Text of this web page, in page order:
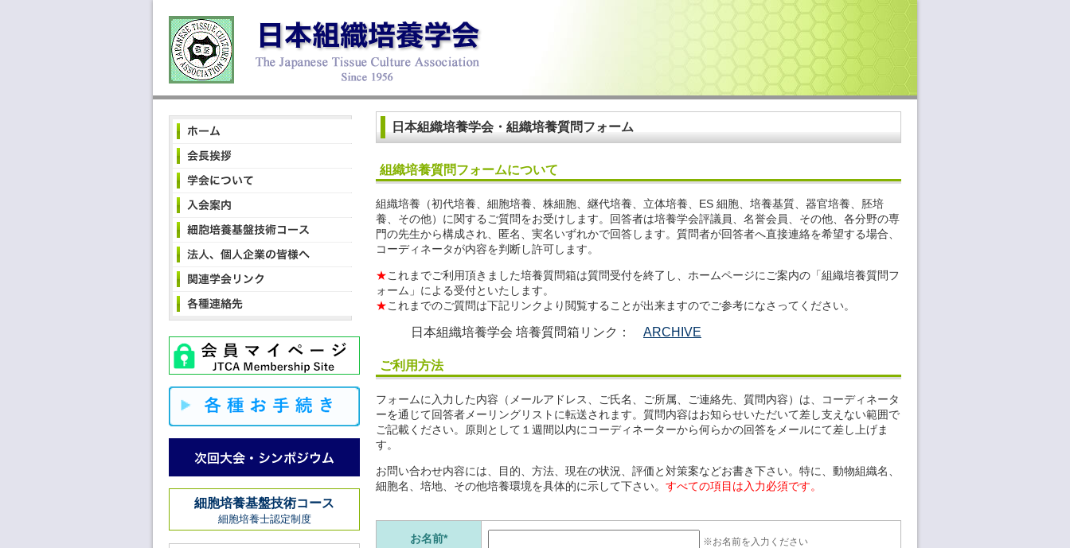
細胞培養基盤技術コース
細胞培養士認定制度
日本組織培養学会・組織培養質問フォーム
組織培養質問フォームについて
組織培養（初代培養、細胞培養、株細胞、継代培養、立体培養、ES 細胞、培養基質、器官培養、胚培
養、その他）に関するご質問をお受けします。回答者は培養学会評議員、名誉会員、その他、各分野の専
門の先生から構成され、匿名、実名いずれかで回答します。質問者が回答者へ直接連絡を希望する場合、
コーディネータが内容を判断し許可します。
★これまでご利用頂きました培養質問箱は質問受付を終了し、ホームページにご案内の「組織培養質問フ
ォーム」による受付といたします。
★これまでのご質問は下記リンクより閲覧することが出来ますのでご参考になさってください。
日本組織培養学会 培養質問箱リンク： ARCHIVE
ご利用方法
フォームに入力した内容（メールアドレス、ご氏名、ご所属、ご連絡先、質問内容）は、コーディネータ
ーを通じて回答者メーリングリストに転送されます。質問内容はお知らせいただいて差し支えない範囲で
ご記載ください。原則として１週間以内にコーディネーターから何らかの回答をメールにて差し上げま
す。
お問い合わせ内容には、目的、方法、現在の状況、評価と対策案などお書き下さい。特に、動物組織名、
細胞名、培地、その他培養環境を具体的に示して下さい。 すべての項目は入力必須です。
お名前* ※お名前を入力ください